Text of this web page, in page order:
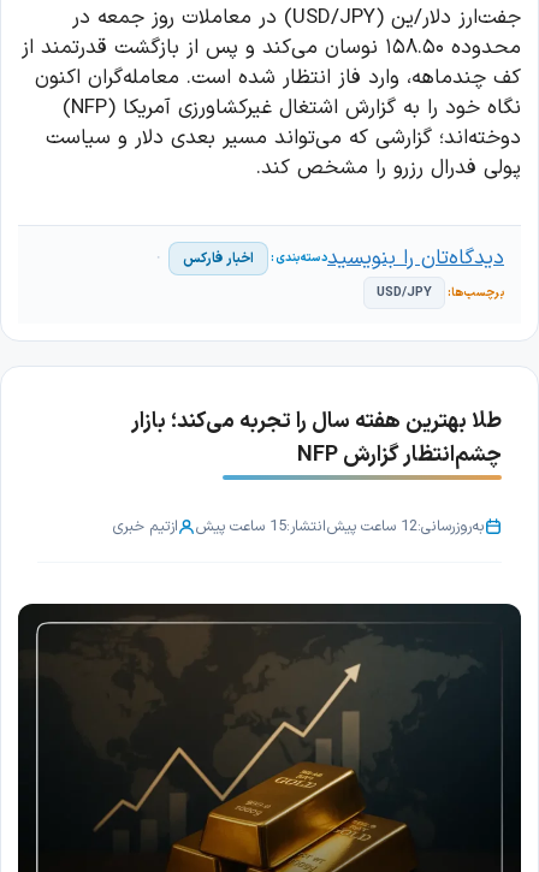
جفت‌ارز دلار/ین (USD/JPY) در معاملات روز جمعه در
محدوده ۱۵۸.۵۰ نوسان می‌کند و پس از بازگشت قدرتمند از
کف چندماهه، وارد فاز انتظار شده است. معامله‌گران اکنون
نگاه خود را به گزارش اشتغال غیرکشاورزی آمریکا (NFP)
دوخته‌اند؛ گزارشی که می‌تواند مسیر بعدی دلار و سیاست
پولی فدرال رزرو را مشخص کند.
اخبار فارکس
USD/JPY
دیدگاه‌تان را بنویسید
طلا بهترین هفته سال را تجربه می‌کند؛ بازار
چشم‌انتظار گزارش NFP
به‌روزرسانی:12 ساعت پیش انتشار:15 ساعت پیش ازتیم خبری